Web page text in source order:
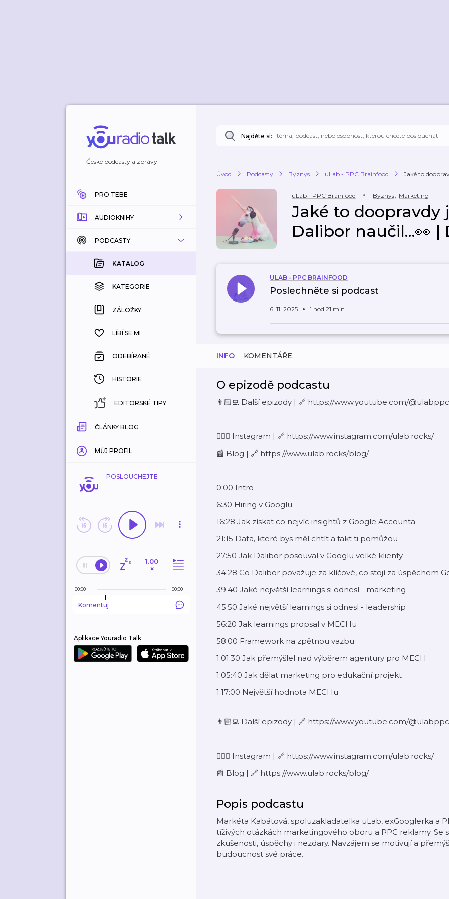
České podcasty a zprávy
PRO TEBE
AUDIOKNIHY
KATALOG
KOUPENÉ
KATEGORIE
ZÁLOŽKY
HISTORIE
PODCASTY
KATALOG
KATEGORIE
ZÁLOŽKY
LÍBÍ SE MI
ODEBÍRANÉ
HISTORIE
EDITORSKÉ TIPY
ČLÁNKY BLOG
MŮJ PROFIL
POSLOUCHEJTE
1.00
×
00:00 00:00
Komentuj
Aplikace Youradio Talk
Najděte si:
Úvod Podcasty Byznys uLab - PPC Brainfood Jaké to
uLab - PPC Brainfood Byznys, Marketing
Jaké to doopravdy
Dalibor naučil...👀 |
ULAB - PPC BRAINFOOD
Poslechněte si podcast
6. 11. 2025 1 hod 21 min
INFO KOMENTÁŘE
O epizodě podcastu
👨🏻‍💻 Další epizody | 🔗 https://www.youtube.com/
🙋🏻‍♀️ Instagram | 🔗 https://www.instagram.com/ulab.rocks/
📰 Blog | 🔗 https://www.ulab.rocks/blog/
0:00 Intro
6:30 Hiring v Googlu
16:28 Jak získat co nejvíc insightů z Google Accounta
21:15 Data, které bys měl chtít a fakt ti pomůžou
27:50 Jak Dalibor posouval v Googlu velké klienty
34:28 Co Dalibor považuje za klíčové, co stojí za úspěchem
39:40 Jaké největší learnings si odnesl - marketing
45:50 Jaké největší learnings si odnesl - leadership
56:20 Jak learnings propsal v MECHu
58:00 Framework na zpětnou vazbu
1:01:30 Jak přemýšlel nad výběrem agentury pro MECH
1:05:40 Jak dělat marketing pro edukační projekt
1:17:00 Největší hodnota MECHu
👨🏻‍💻 Další epizody | 🔗 https://www.youtube.com/
🙋🏻‍♀️ Instagram | 🔗 https://www.instagram.com/ulab.rocks/
📰 Blog | 🔗 https://www.ulab.rocks/blog/
Popis podcastu
Markéta Kabátová, spoluzakladatelka uLab, exGooglerka a
tíživých otázkách marketingového oboru a PPC reklamy. Se
zkušenosti, úspěchy i nezdary. Navzájem se motivují a
budoucnost své práce.